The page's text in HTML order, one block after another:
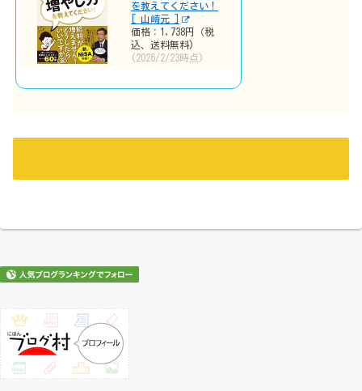
を教えてください！
[ 山崎元 ]
価格：1,738円（税
込、送料無料)
(2026/2/23時点)